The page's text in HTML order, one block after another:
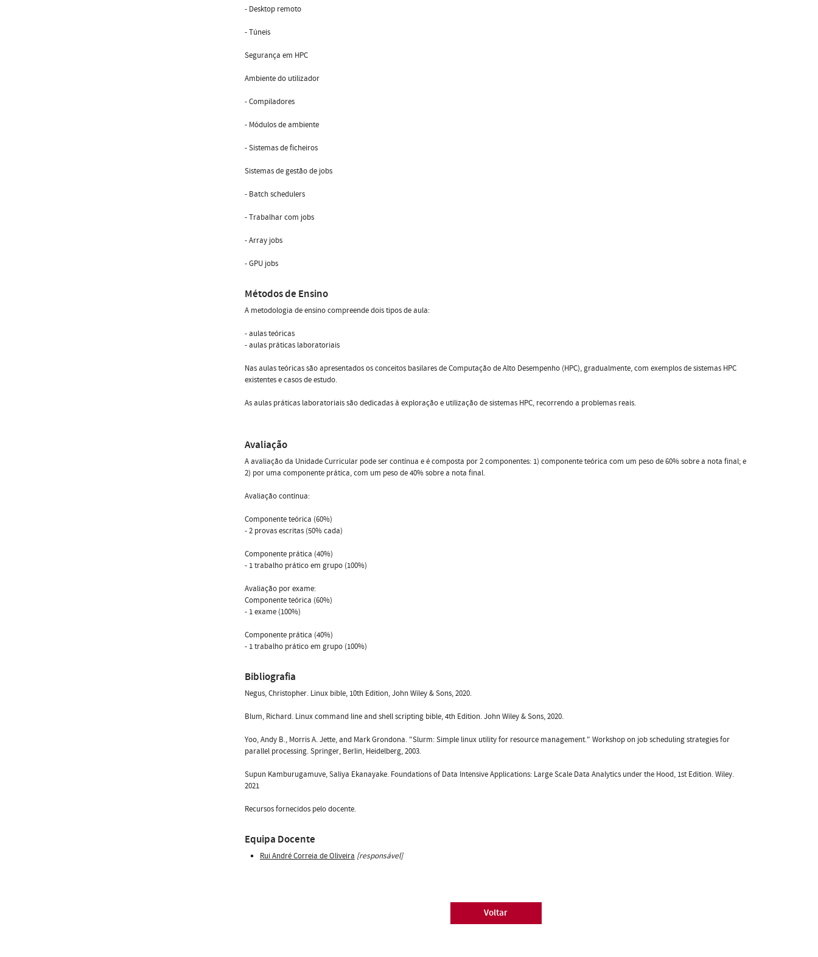
- Desktop remoto
- Túneis
Segurança em HPC
Ambiente do utilizador
- Compiladores
- Módulos de ambiente
- Sistemas de ficheiros
Sistemas de gestão de jobs
- Batch schedulers
- Trabalhar com jobs
- Array jobs
- GPU jobs
Métodos de Ensino
A metodologia de ensino compreende dois tipos de aula:
- aulas teóricas
- aulas práticas laboratoriais
Nas aulas teóricas são apresentados os conceitos basilares de Computação de Alto Desempenho (HPC), gradualmente, com exemplos de sistemas HPC
existentes e casos de estudo.
As aulas práticas laboratoriais são dedicadas à exploração e utilização de sistemas HPC, recorrendo a problemas reais.
Avaliação
A avaliação da Unidade Curricular pode ser contínua e é composta por 2 componentes: 1) componente teórica com um peso de 60% sobre a nota final; e
2) por uma componente prática, com um peso de 40% sobre a nota final.
Avaliação contínua:
Componente teórica (60%)
- 2 provas escritas (50% cada)
Componente prática (40%)
- 1 trabalho prático em grupo (100%)
Avaliação por exame:
Componente teórica (60%)
- 1 exame (100%)
Componente prática (40%)
- 1 trabalho prático em grupo (100%)
Bibliografia
Negus, Christopher. Linux bible, 10th Edition, John Wiley & Sons, 2020.
Blum, Richard. Linux command line and shell scripting bible, 4th Edition. John Wiley & Sons, 2020.
Yoo, Andy B., Morris A. Jette, and Mark Grondona. "Slurm: Simple linux utility for resource management." Workshop on job scheduling strategies for
parallel processing. Springer, Berlin, Heidelberg, 2003.
Supun Kamburugamuve, Saliya Ekanayake. Foundations of Data Intensive Applications: Large Scale Data Analytics under the Hood, 1st Edition. Wiley.
2021
Recursos fornecidos pelo docente.
Equipa Docente
Rui André Correia de Oliveira [responsável]
Voltar